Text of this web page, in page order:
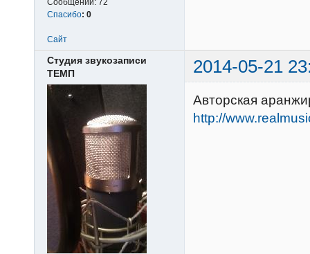
Сообщений: 72
Спасибо: 0
Сайт
Студия звукозаписи
ТЕМП
2014-05-21
Авторская
http://